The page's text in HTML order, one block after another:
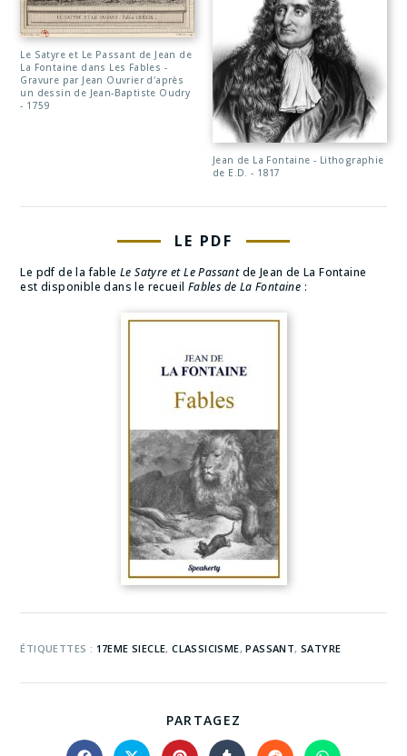
Le Satyre et Le Passant de Jean de
La Fontaine dans Les Fables -
Gravure par Jean Ouvrier d'après
un dessin de Jean-Baptiste Oudry
- 1759
Jean de La Fontaine - Lithographie
de E.D. - 1817
LE PDF
Le pdf de la fableLe Satyre et Le Passantde Jean de La Fontaine
est disponible dans le recueil Fables de La Fontaine :
ÉTIQUETTES : 17EME SIECLE, CLASSICISME, PASSANT, SATYRE
PARTAGEZ